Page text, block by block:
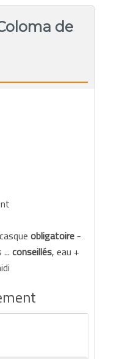
de
obligatoire-
...conseillés, eau +